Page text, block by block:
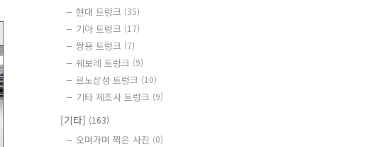
현대 트렁크 (35)
기아 트렁크 (17)
쌍용 트렁크 (7)
쉐보레 트렁크 (9)
르노삼성 트렁크 (10)
기타 제조사 트렁크 (9)
[기타] (163)
오며가며 찍은 사진 (0)